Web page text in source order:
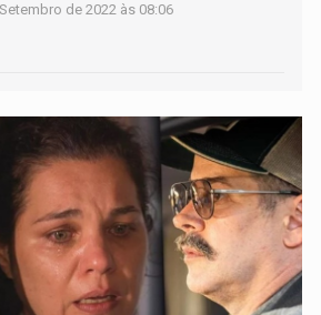
de 2022 às 08:06